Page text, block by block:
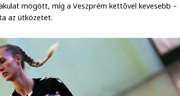
mögött, míg a Veszprém kettővel kevesebb –
az ütközetet.